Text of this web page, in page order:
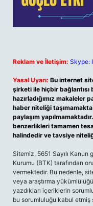
Reklam ve İletişim: Skype:
Yasal Uyarı: Bu internet
şirketi ile hiçbir bağlantısı
hazırladığımız makaleler
haber niteliği
paylaşım
benzerlikleri tamamen
halindedir ve tavsiye
Sitemiz, 5651 Sayılı
Kurumu (BTK) tarafından
vermektedir. Bu nedenle,
veya araştırma
yazdıkları içeriklerin
bu sorumluluğu kabul etmiş